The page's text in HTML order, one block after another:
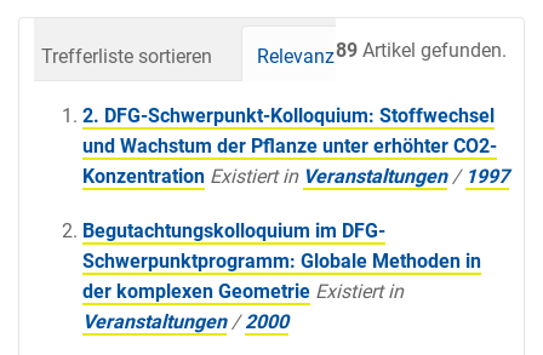
89 Artikel gefunden.
Trefferliste sortieren Relevanz Datum
2. DFG-Schwerpunkt-Kolloquium: Stoffwechsel
und Wachstum der Pflanze unter erhöhter CO2-
Konzentration Existiert in Veranstaltungen / 1997
Begutachtungskolloquium im DFG-
Schwerpunktprogramm: Globale Methoden in
der komplexen Geometrie Existiert in
Veranstaltungen /2000